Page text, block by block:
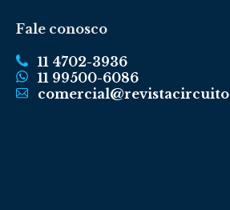
Fale conosco
11 4702-3936
11 99500-6086